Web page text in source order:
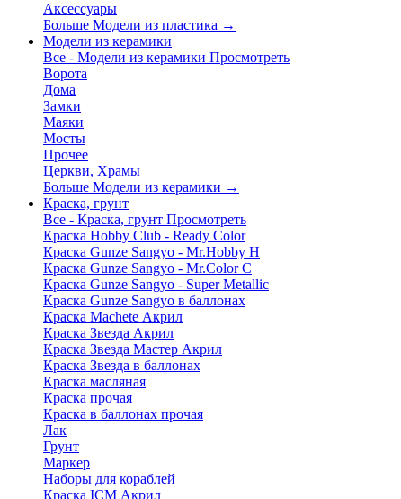
Аксессуары
Больше Модели из пластика →
Модели из керамики
Все - Модели из керамики Просмотреть
Ворота
Дома
Замки
Маяки
Мосты
Прочее
Церкви, Храмы
Больше Модели из керамики →
Краска, грунт
Все - Краска, грунт Просмотреть
Краска Hobby Club - Ready Color
Краска Gunze Sangyo - Mr.Hobby H
Краска Gunze Sangyo - Mr.Color C
Краска Gunze Sangyo - Super Metallic
Краска Gunze Sangyo в баллонах
Краска Machete Акрил
Краска Звезда Акрил
Краска Звезда Мастер Акрил
Краска Звезда в баллонах
Краска масляная
Краска прочая
Краска в баллонах прочая
Лак
Грунт
Маркер
Наборы для кораблей
Краска ICM Акрил